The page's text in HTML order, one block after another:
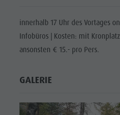
innerhalb 17 Uhr des Vortages
Infobüros | Kosten: mit
ansonsten € 15.- pro Pers.
GALERIE